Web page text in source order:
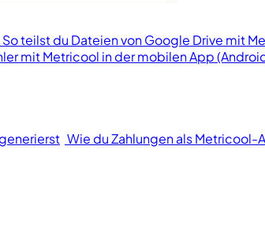
So teilst du Dateien von Google Drive mit
mit Metricool in der mobilen App
Wie du Zahlungen als Metricool-